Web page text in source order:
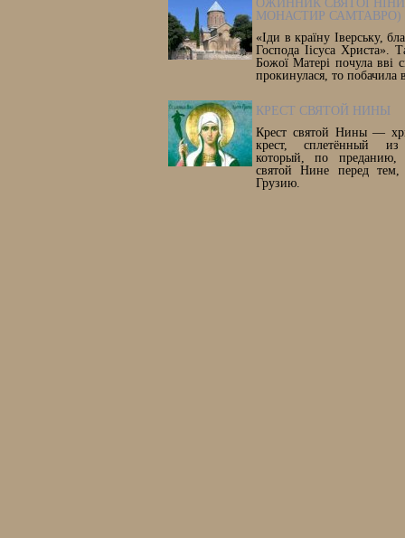
ОЖИННИК СВЯТОЇ НІНИ
МОНАСТИР САМТАВРО)
«Іди в країну Іверську,
Господа Іісуса Христа».
Божої Матері почула вві
прокинулася, то побачила
КРЕСТ СВЯТОЙ НИНЫ
Крест святой Нины —
крест, сплетённый
который, по преданию,
святой Нине перед
Грузию.